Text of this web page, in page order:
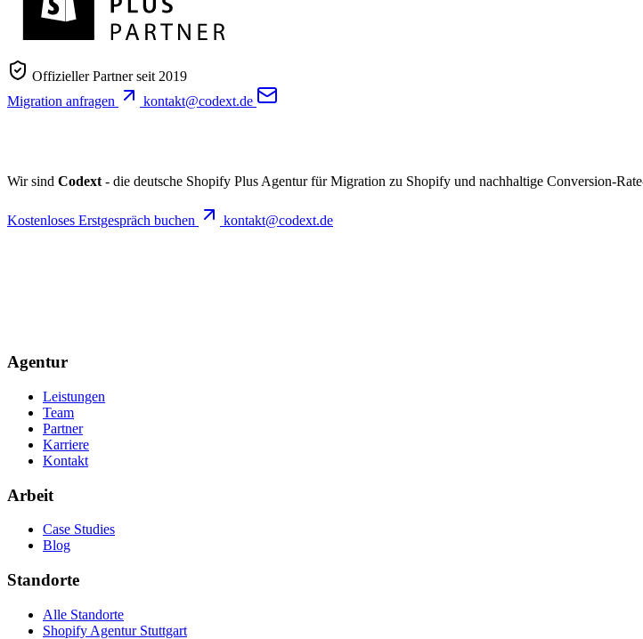
Offizieller Partner seit 2019
Migration anfragen
kontakt@codext.de
Wir sind Codext - die deutsche Shopify Plus Agentur für Migration zu Shopify und nachhaltige Conversion-
Kostenloses Erstgespräch buchen kontakt@codext.de
Agentur
Leistungen
Team
Partner
Karriere
Kontakt
Arbeit
Case Studies
Blog
Standorte
Alle Standorte
Shopify Agentur Stuttgart